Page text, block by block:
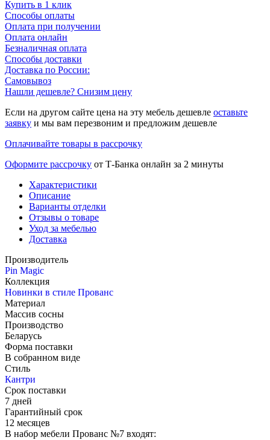
Купить в 1 клик
Способы оплаты
Оплата при получении
Оплата онлайн
Безналичная оплата
Способы доставки
Доставка по России:
Самовывоз
Нашли дешевле? Снизим цену
Если на другом сайте цена на эту мебель дешевле оставьте
заявку и мы вам перезвоним и предложим дешевле
Оплачивайте товары в рассрочку
Оформите рассрочку от Т-Банка онлайн за 2 минуты
Характеристики
Описание
Варианты отделки
Отзывы о товаре
Уход за мебелью
Доставка
Производитель
Pin Magic
Коллекция
Новинки в стиле Прованс
Материал
Массив сосны
Производство
Беларусь
Форма поставки
В собранном виде
Стиль
Кантри
Срок поставки
7 дней
Гарантийный срок
12 месяцев
В набор мебели Прованс №7 входят: